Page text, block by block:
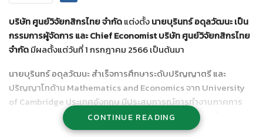
บริษัท ศูนย์วิจัยกสิกรไทย จำกัดแต่งตั้งนายบุรินทร์ อดุลวัฒนะ เป็น
กรรมการผู้จัดการ และChief Economist บริษัท ศูนย์วิจัยกสิกรไทย
จำกัดมีผลตั้งแต่วันที่ 1 กรกฎาคม 2566 เป็นต้นมา
นายบุรินทร์ อดุลวัฒนะ สำเร็จการศึกษาระดับปริญญาตรี และ
ปริญญาโทด้าน Mathematics and Economics จาก University
of Cambridge ประเทศอังกฤษ มีประสบการณ์การทำงานภาคการ
เงินกับ Credit Agricole Hong Kong ธนาคารแห่งประเทศไทย และ
ธนาคารกรุงเทพ เริ่มเข้าทำงานที่ธนาคารกสิกรไทย เมื่อปี พ.ศ.2565
CONTINUE READING